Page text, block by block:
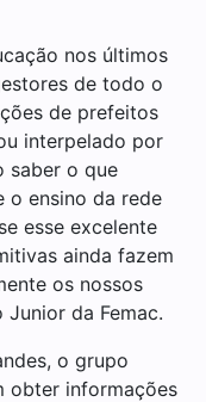
nos últimos
de todo o
de prefeitos
interpelado por
saber o que
o ensino da rede
esse excelente
ainda fazem
os nossos
Junior da Femac.
o grupo
obter informações